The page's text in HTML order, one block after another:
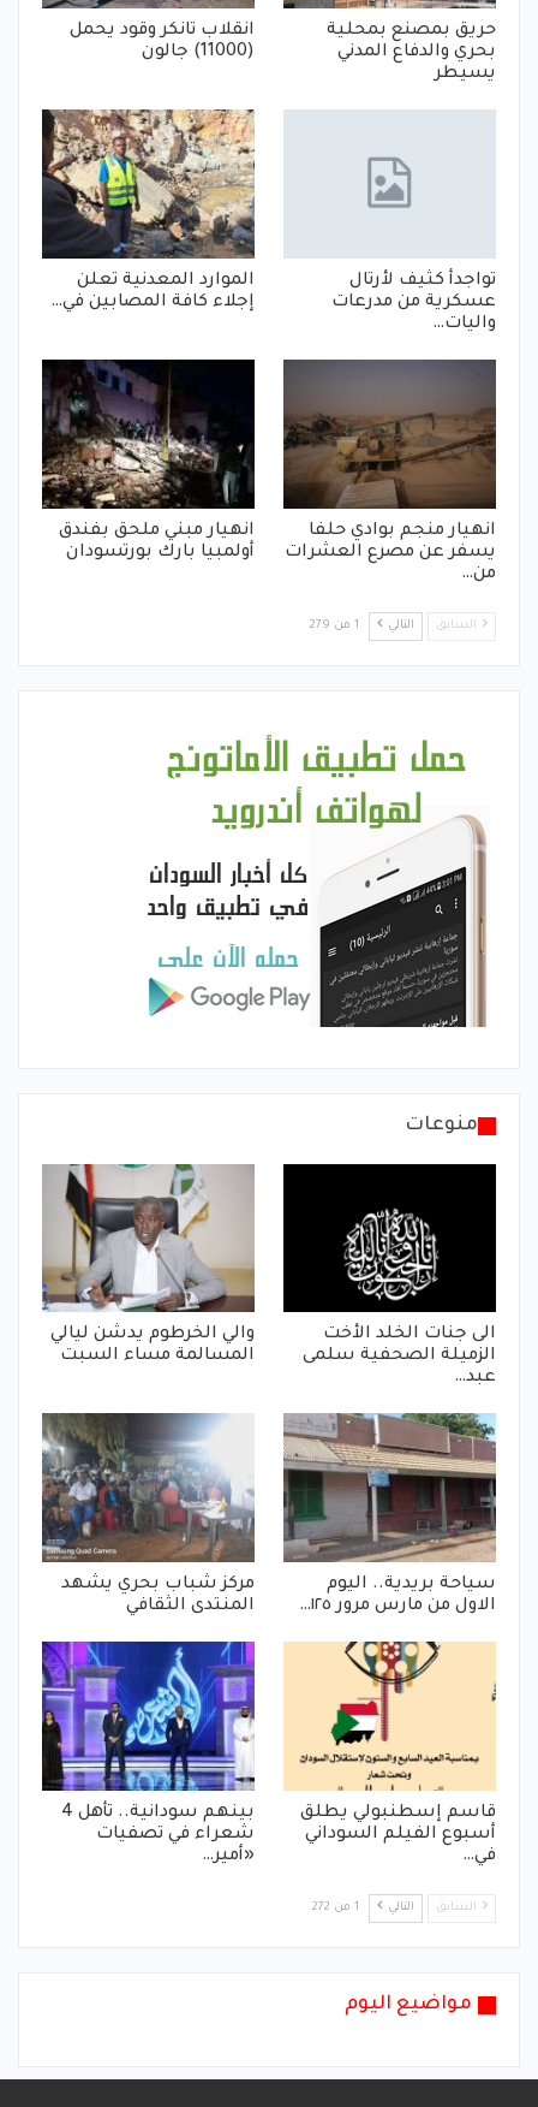
حريق بمصنع بمحلية
بحري والدفاع المدني
يسيطر
انقلاب تانكر وقود يحمل
(11000) جالون
تواجدأ كثيف لأرتال
عسكرية من مدرعات
واليات…
الموارد المعدنية تعلن
إجلاء كافة المصابين في…
انهيار منجم بوادي حلفا
يسفر عن مصرع العشرات
من…
انهيار مبني ملحق بفندق
أولمبيا بارك بورتسودان
السابق التالي 1 من 279
منوعات
الى جنات الخلد الأخت
الزميلة الصحفية سلمى
عبد…
والي الخرطوم يدشن ليالي
المسالمة مساء السبت
سياحة بريدية.. اليوم
الاول من مارس مرور ١٢٥…
مركز شباب بحري يشهد
المنتدى الثقافي
قاسم إسطنبولي يطلق
أسبوع الفيلم السوداني
في…
بينهم سودانية.. تأهل 4
شعراء في تصفيات
«أمير…
السابق التالي 1 من 272
مواضيع اليوم